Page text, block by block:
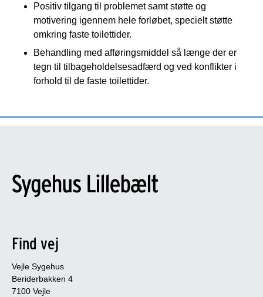
Positiv tilgang til problemet samt støtte og
motivering igennem hele forløbet, specielt støtte
omkring faste toilettider.
Behandling med afføringsmiddel så længe der er
tegn til tilbageholdelsesadfærd og ved konflikter i
forhold til de faste toilettider.
Find vej
Vejle Sygehus
Beriderbakken 4
7100 Vejle